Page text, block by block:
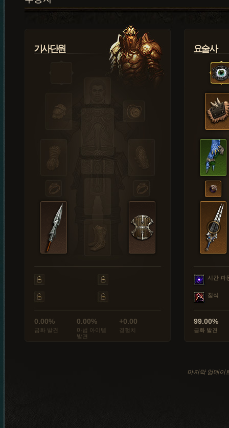
기사단원
0.00%
금화 발견
0.00%
마법 아이템
발견
+0.00
경험치
요술사
시간 파
침식
99.00%
금화 발견
마지막 업데이